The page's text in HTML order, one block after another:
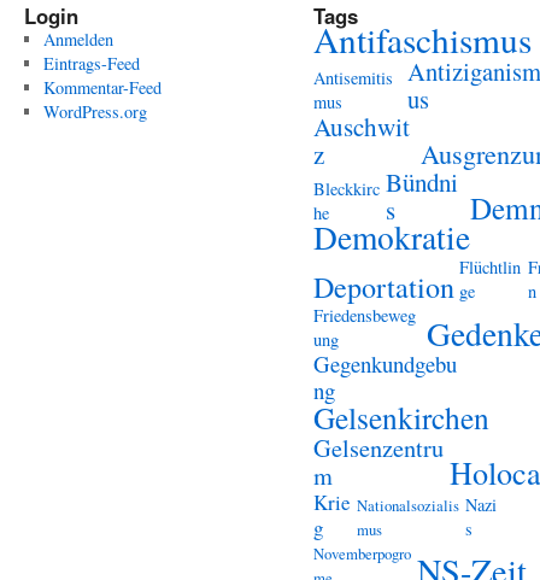
Login
Anmelden
Eintrags-Feed
Kommentar-Feed
WordPress.org
Tags
Antifaschismus
Antisemitis
mus
Antiziganism
us
Auschwit
z
Bleckkirc
he
Bündni
s
Demokratie
Deportation
Flüchtlin
ge
n
Friedensbeweg
ung
Gegenkundgebu
ng
Gelsenkirchen
Gelsenzentru
m
Krie
g
Nationalsozialis
mus
Nazi
s
Novemberpogro NS-Zeit